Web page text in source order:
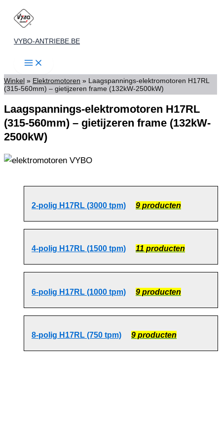
Spring
naar
VYBO-ANTRIEBE.BE
Winkel » Elektromotoren » Laagspannings-elektromotoren H17RL
(315-560mm) – gietijzeren frame (132kW-2500kW)
Laagspannings-elektromotoren H17RL
(315-560mm) – gietijzeren frame (132kW-
2500kW)
2-polig H17RL (3000 tpm) 9 producten
4-polig H17RL (1500 tpm) 11 producten
6-polig H17RL (1000 tpm) 9 producten
8-polig H17RL (750 tpm) 9 producten